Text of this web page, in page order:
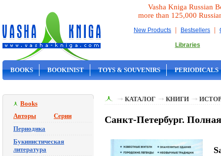
Vasha Kniga Russian
more than 125,000
New Products | Bestsellers |
Libraries
BOOKS BOOKINIST TOYS & SOUVENIRS PERIODICALS
Books
Авторы
Серии
Периодика
Букинистическая
литература
КАТАЛОГ КНИГИ
Санкт-Петербург.